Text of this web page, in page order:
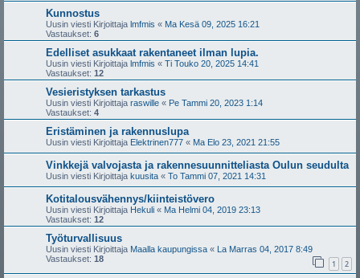
Kunnostus
Uusin viesti Kirjoittaja lmfmis « Ma Kesä 09, 2025 16:21
Vastaukset: 6
Edelliset asukkaat rakentaneet ilman lupia.
Uusin viesti Kirjoittaja lmfmis « Ti Touko 20, 2025 14:41
Vastaukset: 12
Vesieristyksen tarkastus
Uusin viesti Kirjoittaja raswille « Pe Tammi 20, 2023 1:14
Vastaukset: 4
Eristäminen ja rakennuslupa
Uusin viesti Kirjoittaja Elektrinen777 « Ma Elo 23, 2021 21:55
Vinkkejä valvojasta ja rakennesuunnitteliasta Oulun seudulta
Uusin viesti Kirjoittaja kuusita « To Tammi 07, 2021 14:31
Kotitalousvähennys/kiinteistövero
Uusin viesti Kirjoittaja Hekuli « Ma Helmi 04, 2019 23:13
Vastaukset: 12
Työturvallisuus
Uusin viesti Kirjoittaja Maalla kaupungissa « La Marras 04, 2017 8:49
Vastaukset: 18 1 2